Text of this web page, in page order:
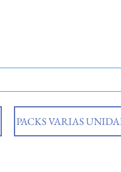
PACKS VARIAS